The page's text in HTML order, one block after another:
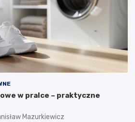
w pralce – praktyczne
Mazurkiewicz